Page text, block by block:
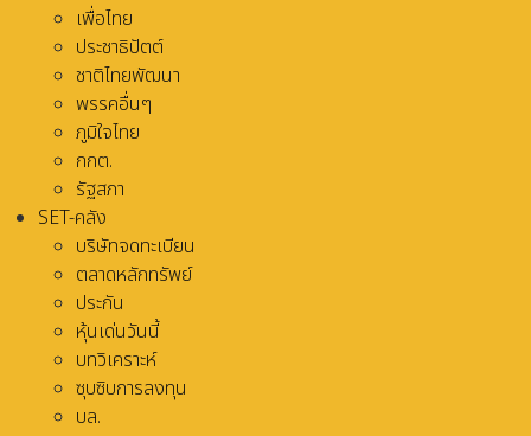
เพื่อไทย
ประชาธิปัตต์
ชาติไทยพัฒนา
พรรคอื่นๆ
ภูมิใจไทย
กกต.
รัฐสภา
SET-คลัง
บริษัทจดทะเบียน
ตลาดหลักทรัพย์
ประกัน
หุ้นเด่นวันนี้
บทวิเคราะห์
ซุบซิบการลงทุน
บล.